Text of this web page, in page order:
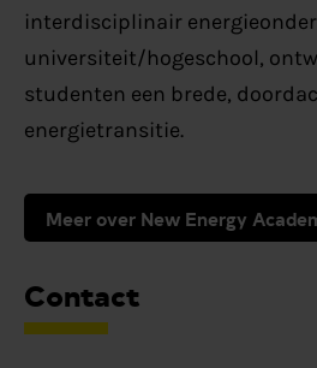
interdisciplinair
universiteit/hogeschool,
studenten een brede,
energietransitie.
Meer over New Energy
Contact